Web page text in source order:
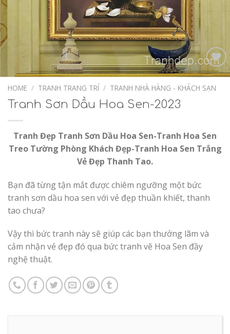
Add to
Wishlist
HOME / TRANH TRANG TRÍ / TRANH NHÀ HÀNG - KHÁCH SẠN
Tranh Sơn Dầu Hoa Sen-2023
Tranh Đẹp Tranh Sơn Dầu Hoa Sen-Tranh Hoa Sen
Treo Tường Phòng Khách Đẹp-Tranh Hoa Sen Trắng
Vẻ Đẹp Thanh Tao.
Bạn đã từng tận mắt được chiêm ngưỡng một bức
tranh sơn dầu hoa sen với vẻ đẹp thuần khiết, thanh
tao chưa?
Vậy thì bức tranh này sẽ giúp các bạn thưởng lãm và
cảm nhận vẻ đẹp đó qua bức tranh vẽ Hoa Sen đầy
nghệ thuật.